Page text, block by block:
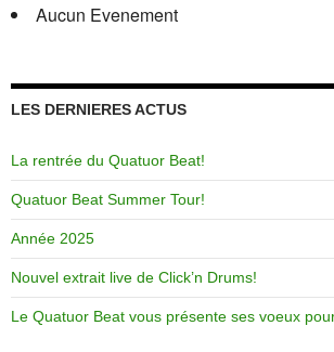
Aucun Evenement
LES DERNIERES ACTUS
La rentrée du Quatuor Beat!
Quatuor Beat Summer Tour!
Année 2025
Nouvel extrait live de Click’n Drums!
Le Quatuor Beat vous présente ses voeux